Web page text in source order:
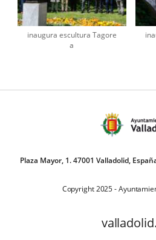
inaugura escultura Tagore
a
Plaza Mayor, 1. 47001 Valladolid,
Copyright 2025 -